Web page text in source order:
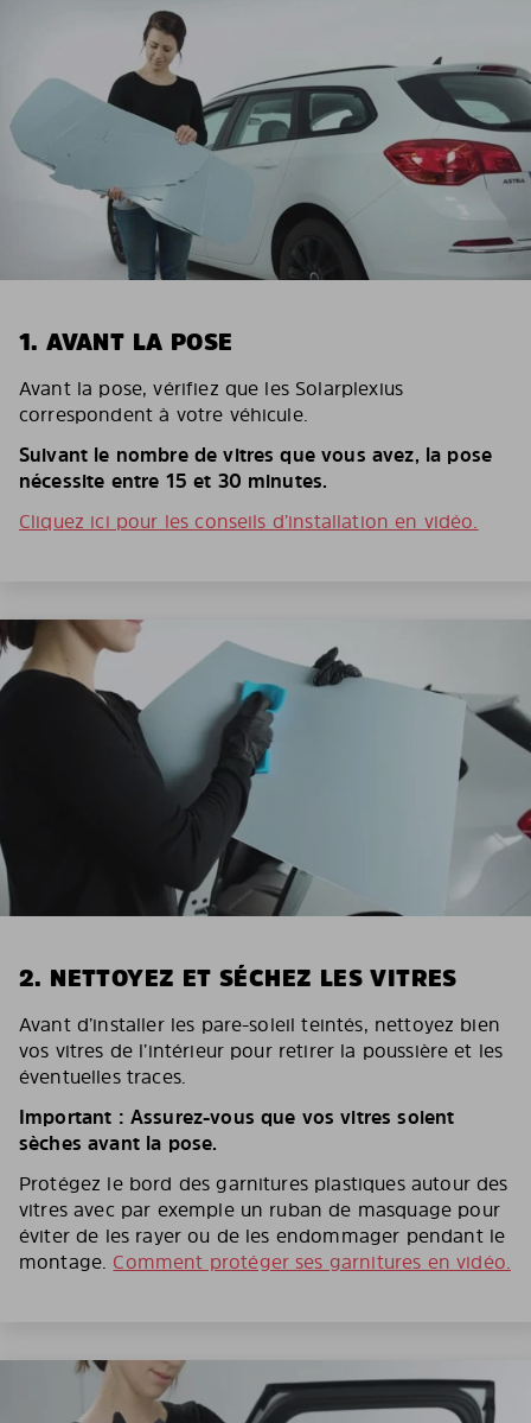
1. AVANT LA POSE
Avant la pose, vérifiez que les Solarplexius
correspondent à votre véhicule.
Suivant le nombre de vitres que vous avez, la pose
nécessite entre 15 et 30 minutes.
Cliquez ici pour les conseils d’installation en vidéo.
2. NETTOYEZ ET SÉCHEZ LES VITRES
Avant d’installer les pare-soleil teintés, nettoyez bien
vos vitres de l’intérieur pour retirer la poussière et les
éventuelles traces.
Important : Assurez-vous que vos vitres soient
sèches avant la pose.
Protégez le bord des garnitures plastiques autour des
vitres avec par exemple un ruban de masquage pour
éviter de les rayer ou de les endommager pendant le
montage. Comment protéger ses garnitures en vidéo.